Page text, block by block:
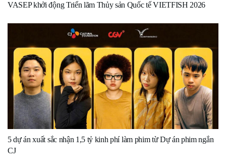
VASEP khởi động Triển lãm Thủy sản Quốc tế VIETFISH 2026
5 dự án xuất sắc nhận 1,5 tỷ kinh phí làm phim từ Dự án phim ngắn
CJ